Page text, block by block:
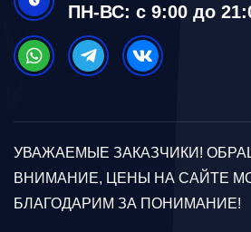
ПН-ВС: с 9:00 до
УВАЖАЕМЫЕ ЗАКАЗЧИКИ!
ВНИМАНИЕ, ЦЕНЫ НА САЙТЕ
БЛАГОДАРИМ ЗА ПОНИМАНИЕ!